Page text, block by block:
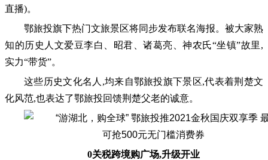
直播)。
鄂旅投旗下热门文旅景区将同步发布联名海报。被大家熟
知的历史人文爱豆李白、昭君、诸葛亮、神农氏“坐镇”故里,
实力“带货”。
这些历史文化名人,均来自鄂旅投旗下景区,代表着荆楚文
化风范,也表达了鄂旅投回馈荆楚父老的诚意。
0关税跨境购广场,升级开业